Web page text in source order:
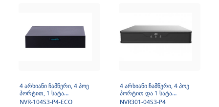
4 არხიანი ჩამწერი, 4 პოე
პორტით, 1 სატა
ინტერფეისით
NVR-104S3-P4-ECO
4 არხიანი ჩამწერი, 4 პოე
პორტით და 1 სატა
ინტერფეისით
NVR301-04S3-P4